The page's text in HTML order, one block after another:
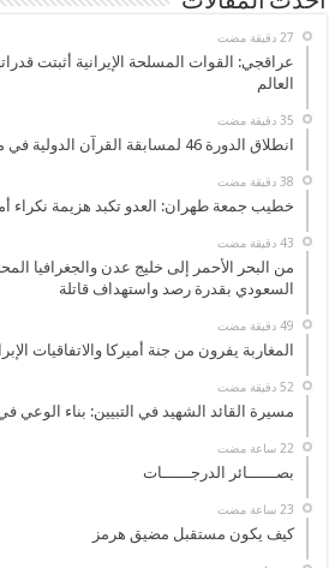
عراقجي: القوات المسلحة الإيرانية أثبتت
العالم
انطلاق الدورة 46 لمسابقة القرآن الدولية في مكة
خطيب جمعة طهران: العدو تكبد هزيمة نكراء
من البحر الأحمر إلى خليج عدن والجغرافيا
السعودي بقدرة رصد واستهداف قاتلة
المغاربة يفرون من جنة أميركا والاتفاقيات
مسيرة القائد الشهيد في التبيين: بناء الوعي
بصــــــائر الدرجــــــات
كيف يكون مستقبل مضيق هرمز